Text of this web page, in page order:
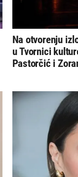
Na otvorenju
u Tvornici
Pastorčić i